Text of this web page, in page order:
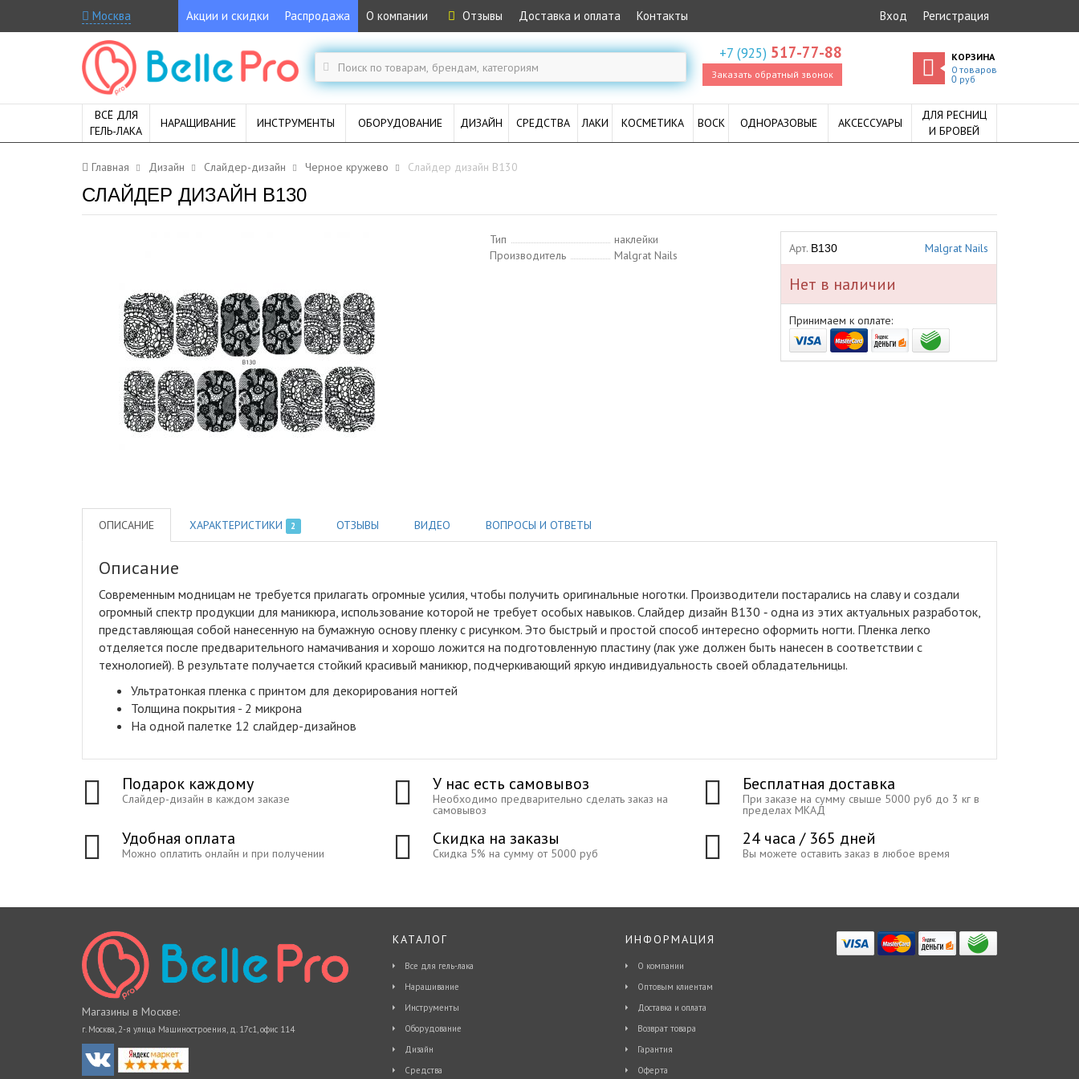
Москва Акции и скидки Распродажа О компании Отзывы Доставка и оплата Контакты Вход Регистрация
+7 (925) 517-77-88
Заказать обратный звонок
КОРЗИНА
0 товаров
0руб
ВСЁ ДЛЯ
ГЕЛЬ-ЛАКА
НАРАЩИВАНИЕ ИНСТРУМЕНТЫ ОБОРУДОВАНИЕ ДИЗАЙН СРЕДСТВА ЛАКИ КОСМЕТИКА ВОСК ОДНОРАЗОВЫЕ АКСЕССУАРЫ
ДЛЯ РЕСНИЦ
И БРОВЕЙ
Главная Дизайн Слайдер-дизайн Черное кружево Слайдер дизайн B130
СЛАЙДЕР ДИЗАЙН B130
Тип
наклейки
Производитель
Malgrat Nails Арт. B130 Malgrat Nails
Нет в наличии
Принимаем к оплате:
ОПИСАНИЕ ХАРАКТЕРИСТИКИ 2 ОТЗЫВЫ ВИДЕО ВОПРОСЫ И ОТВЕТЫ
Описание
Современным модницам не требуется прилагать огромные усилия, чтобы получить оригинальные ноготки. Производители постарались на славу и создали
огромный спектр продукции для маникюра, использование которой не требует особых навыков. Слайдер дизайн B130 ‑ одна из этих актуальных разработок,
представляющая собой нанесенную на бумажную основу пленку с рисунком. Это быстрый и простой способ интересно оформить ногти. Пленка легко
отделяется после предварительного намачивания и хорошо ложится на подготовленную пластину (лак уже должен быть нанесен в соответствии с
технологией). В результате получается стойкий красивый маникюр, подчеркивающий яркую индивидуальность своей обладательницы.
Ультратонкая пленка с принтом для декорирования ногтей
Толщина покрытия - 2 микрона
На одной палетке 12 слайдер-дизайнов
Подарок каждому
Слайдер-дизайн в каждом заказе
У нас есть самовывоз
Необходимо предварительно сделать заказ на
самовывоз
Бесплатная доставка
При заказе на сумму свыше 5000 руб до 3 кг в
пределах МКАД
Удобная оплата
Можно оплатить онлайн и при получении
Скидка на заказы
Скидка 5% на сумму от 5000 руб
24 часа / 365 дней
Вы можете оставить заказ в любое время
Магазины в Москве:
г. Москва, 2-я улица Машиностроения, д. 17с1, офис 114
КАТАЛОГ
Все для гель-лака
Наращивание
Инструменты
Оборудование
Дизайн
Средства
ИНФОРМАЦИЯ
О компании
Оптовым клиентам
Доставка и оплата
Возврат товара
Гарантия
Оферта